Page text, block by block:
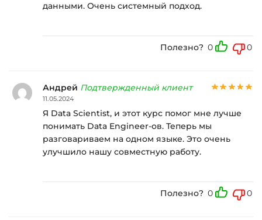
данными. Очень системный подход.
Полезно? 0 0
Андрей Подтвержденный клиент
11.05.2024
Я Data Scientist, и этот курс помог мне лучше
понимать Data Engineer-ов. Теперь мы
разговариваем на одном языке. Это очень
улучшило нашу совместную работу.
Полезно? 0 0